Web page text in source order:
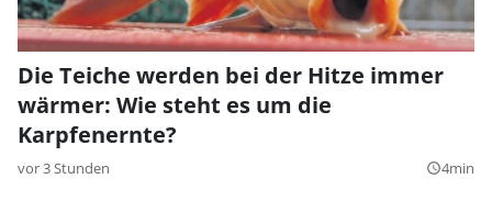
Die Teiche werden bei der Hitze immer
wärmer: Wie steht es um die
Karpfenernte?
vor 3 Stunden query_builder4min